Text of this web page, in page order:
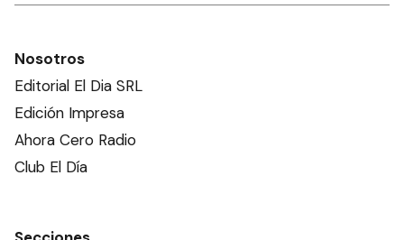
Nosotros
Editorial El Dia SRL
Edición Impresa
Ahora Cero Radio
Club El Día